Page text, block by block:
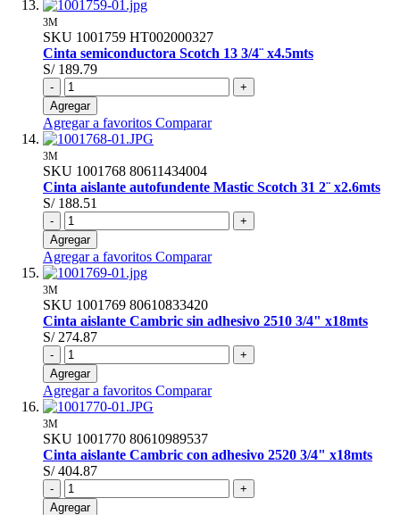
3M
SKU 1001759 HT002000327
Cinta semiconductora Scotch 13 3/4¨ x4.5mts
S/ 189.79
-
+
Agregar
Agregar a favoritos Comparar
3M
SKU 1001768 80611434004
Cinta aislante autofundente Mastic Scotch 31 2¨ x2.6mts
S/ 188.51
-
+
Agregar
Agregar a favoritos Comparar
3M
SKU 1001769 80610833420
Cinta aislante Cambric sin adhesivo 2510 3/4" x18mts
S/ 274.87
-
+
Agregar
Agregar a favoritos Comparar
3M
SKU 1001770 80610989537
Cinta aislante Cambric con adhesivo 2520 3/4" x18mts
S/ 404.87
-
+
Agregar